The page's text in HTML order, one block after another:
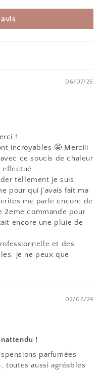
06/07/26
!
incroyables 🤩 Merciii
ce soucis de chaleur
effectué.
tellement je suis
pour qui j’avais fait ma
me parle encore de
commande pour
encore une pluie de
et des
je ne peux que
02/06/24
!
parfumées
toutes aussi agréables